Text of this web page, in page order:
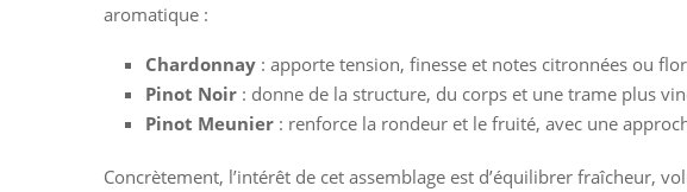
aromatique :
Chardonnay : apporte tension, finesse et notes citronnées ou
Pinot Noir : donne de la structure, du corps et une trame plus
Pinot Meunier : renforce la rondeur et le fruité, avec une
Concrètement, l’intérêt de cet assemblage est d’équilibrer fraîcheur,